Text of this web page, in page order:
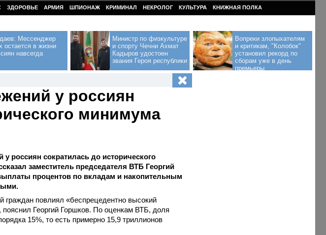
ЗДОРОВЬЕ АРМИЯ ШПИОНАЖ КРИМИНАЛ НЕКРОЛОГ КУЛЬТУРА КНИЖНАЯ ПОЛКА
Мессенджер
остается в жизни
навсегда
Министр по физкультуре
и спорту Чечни Ахмат
Кадыров удостоен
звания Героя республики
Вопреки злопыхателям
и критикам, "Колобок"
установил рекорд по
сборам уже в день
премьеры
у россиян
минимума
россиян сократилась до исторического
заместитель председателя ВТБ Георгий
процентов по вкладам и накопительным
граждан повлиял «беспрецедентно высокий
пояснил Георгий Горшков. По оценкам ВТБ, доля
15%, то есть примерно 15,9 триллионов